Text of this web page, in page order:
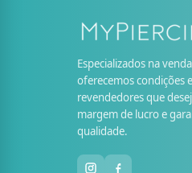
Especializados na
oferecemos condições
revendedores que
margem de lucro e
qualidade.